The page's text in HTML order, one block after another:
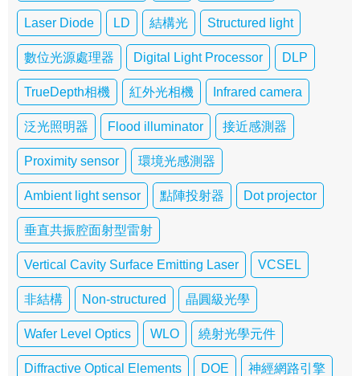
Laser Diode LD 結構光 Structured light
數位光源處理器 Digital Light Processor DLP
TrueDepth相機 紅外光相機 Infrared camera
泛光照明器 Flood illuminator 接近感測器
Proximity sensor 環境光感測器
Ambient light sensor 點陣投射器 Dot projector
垂直共振腔面射型雷射
Vertical Cavity Surface Emitting Laser VCSEL
非結構 Non-structured 晶圓級光學
Wafer Level Optics WLO 繞射光學元件
Diffractive Optical Elements DOE 神經網路引擎